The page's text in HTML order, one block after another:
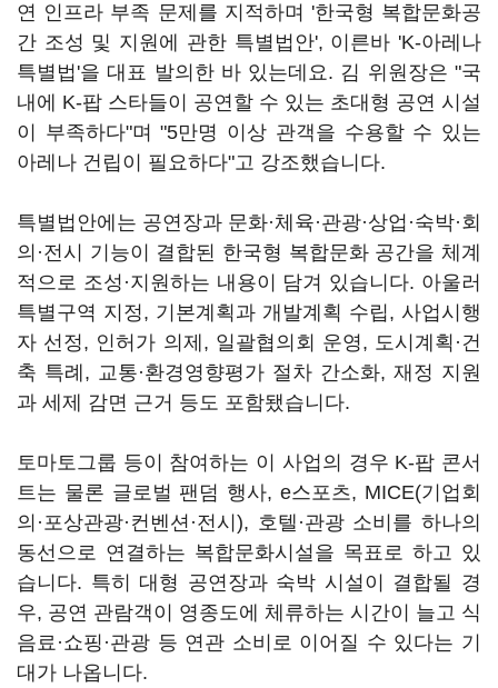
연 인프라 부족 문제를 지적하며 '한국형 복합문화공
간 조성 및 지원에 관한 특별법안', 이른바 'K-아레나
특별법'을 대표 발의한 바 있는데요. 김 위원장은 "국
내에 K-팝 스타들이 공연할 수 있는 초대형 공연 시설
이 부족하다"며 "5만명 이상 관객을 수용할 수 있는
아레나 건립이 필요하다"고 강조했습니다.
특별법안에는 공연장과 문화·체육·관광·상업·숙박·회
의·전시 기능이 결합된 한국형 복합문화 공간을 체계
적으로 조성·지원하는 내용이 담겨 있습니다. 아울러
특별구역 지정, 기본계획과 개발계획 수립, 사업시행
자 선정, 인허가 의제, 일괄협의회 운영, 도시계획·건
축 특례, 교통·환경영향평가 절차 간소화, 재정 지원
과 세제 감면 근거 등도 포함됐습니다.
토마토그룹 등이 참여하는 이 사업의 경우 K-팝 콘서
트는 물론 글로벌 팬덤 행사, e스포츠, MICE(기업회
의·포상관광·컨벤션·전시), 호텔·관광 소비를 하나의
동선으로 연결하는 복합문화시설을 목표로 하고 있
습니다. 특히 대형 공연장과 숙박 시설이 결합될 경
우, 공연 관람객이 영종도에 체류하는 시간이 늘고 식
음료·쇼핑·관광 등 연관 소비로 이어질 수 있다는 기
대가 나옵니다.